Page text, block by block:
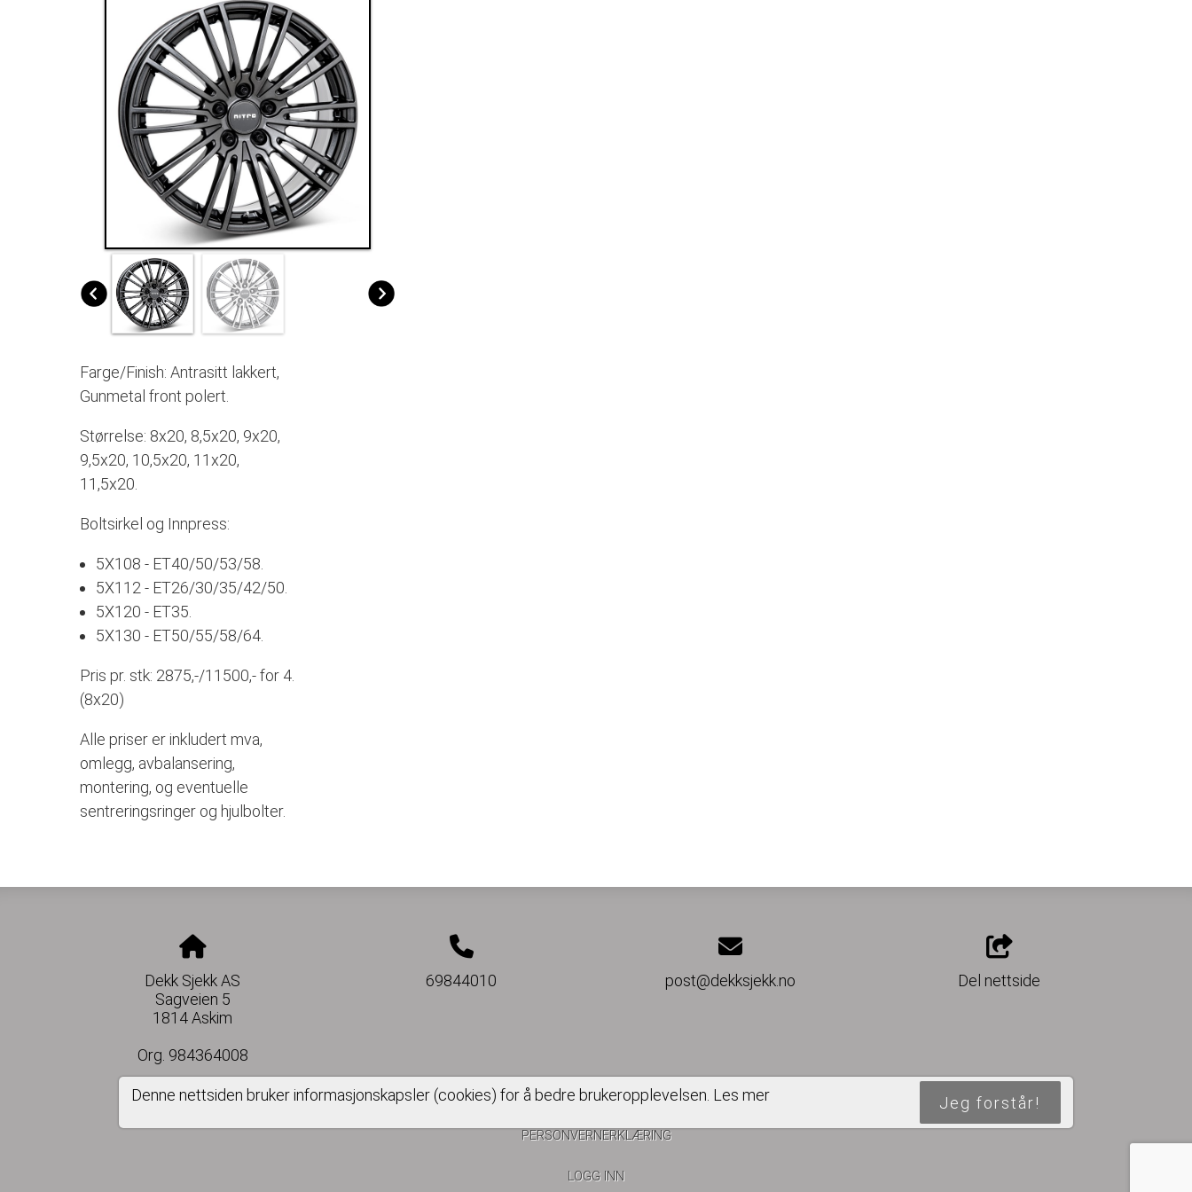
Farge/Finish: Antrasitt lakkert,
Gunmetal front polert.
Størrelse: 8x20, 8,5x20, 9x20,
9,5x20, 10,5x20, 11x20,
11,5x20.
Boltsirkel og Innpress:
5X108 - ET40/50/53/58.
5X112 - ET26/30/35/42/50.
5X120 - ET35.
5X130 - ET50/55/58/64.
Pris pr. stk: 2875,-/11500,- for 4.
(8x20)
Alle priser er inkludert mva,
omlegg, avbalansering,
montering, og eventuelle
sentreringsringer og hjulbolter.
Dekk Sjekk AS
Sagveien 5
1814 Askim
Org. 984364008
69844010 post@dekksjekk.no Del nettside
Denne nettsiden bruker informasjonskapsler (cookies) for å bedre brukeropplevelsen. Les mer Jeg forstår!
PERSONVERNERKLÆRING
LOGG INN